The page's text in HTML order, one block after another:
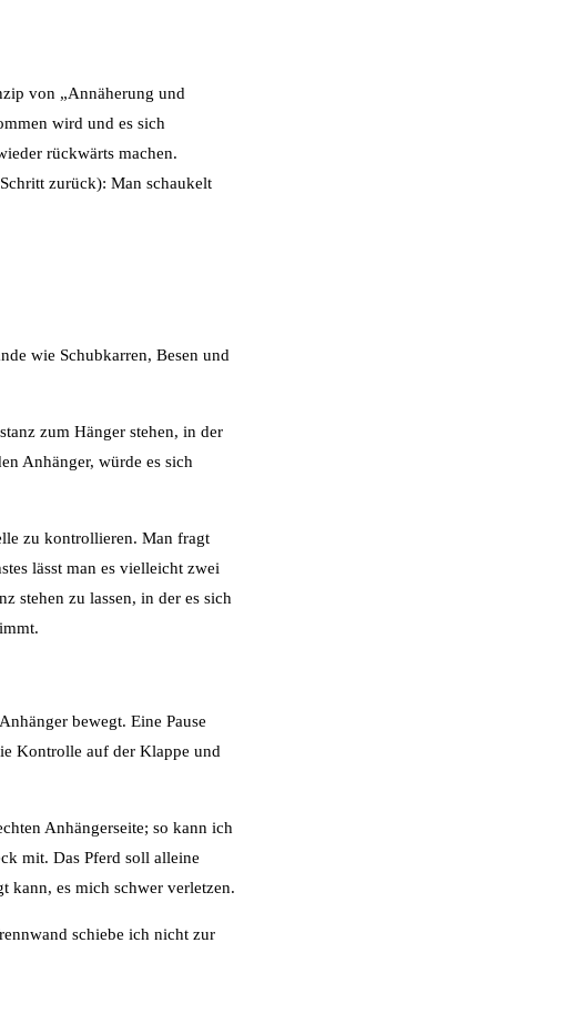
von „Annäherung und
wird und es sich
rückwärts machen.
zurück): Man schaukelt
wie Schubkarren, Besen und
zum Hänger stehen, in der
Anhänger, würde es sich
zu kontrollieren. Man fragt
lässt man es vielleicht zwei
stehen zu lassen, in der es sich
bewegt. Eine Pause
Kontrolle auf der Klappe und
Anhängerseite; so kann ich
mit. Das Pferd soll alleine
kann, es mich schwer verletzen.
schiebe ich nicht zur